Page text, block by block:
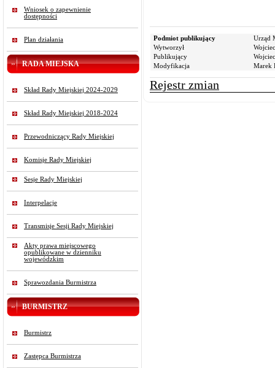
Wniosek o zapewnienie
dostępności
Plan działania
RADA MIEJSKA
Skład Rady Miejskiej 2024-2029
Skład Rady Miejskiej 2018-2024
Przewodniczący Rady Miejskiej
Komisje Rady Miejskiej
Sesje Rady Miejskiej
Interpelacje
Transmisje Sesji Rady Miejskiej
Akty prawa miejscowego
opublikowane w dzienniku
wojewódzkim
Sprawozdania Burmistrza
BURMISTRZ
Burmistrz
Zastępca Burmistrza
Podmiot publikujący
Urząd
Wytworzył
Publikujący
Modyfikacja
Marek
Rejestr zmian